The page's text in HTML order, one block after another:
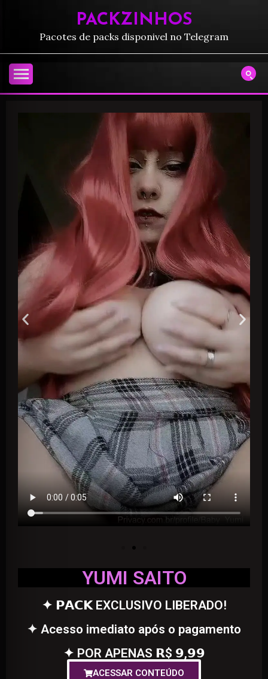
PACKZINHOS
Pacotes de packs disponivel no Telegram
YUMI SAITO
✦ 𝗣𝗔𝗖𝗞 EXCLUSIVO LIBERADO!
✦ Acesso imediato após o pagamento
✦ POR APENAS 𝗥$ 𝟵,𝟵𝟵
ACESSAR CONTEÚDO